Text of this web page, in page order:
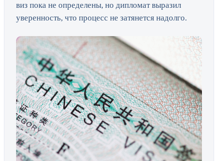
виз пока не определены, но дипломат выразил
уверенность, что процесс не затянется надолго.